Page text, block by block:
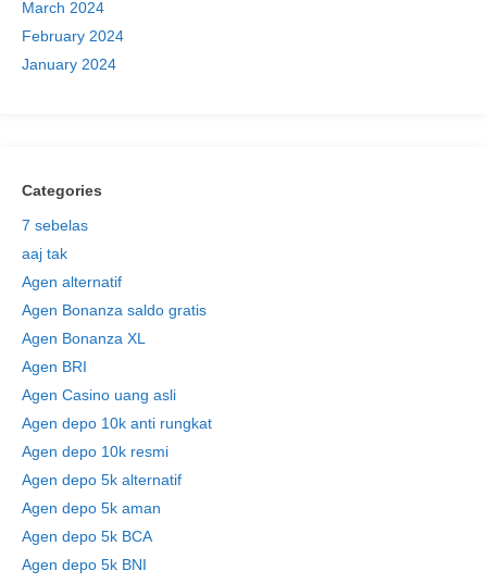
March 2024
February 2024
January 2024
Categories
7 sebelas
aaj tak
Agen alternatif
Agen Bonanza saldo gratis
Agen Bonanza XL
Agen BRI
Agen Casino uang asli
Agen depo 10k anti rungkat
Agen depo 10k resmi
Agen depo 5k alternatif
Agen depo 5k aman
Agen depo 5k BCA
Agen depo 5k BNI